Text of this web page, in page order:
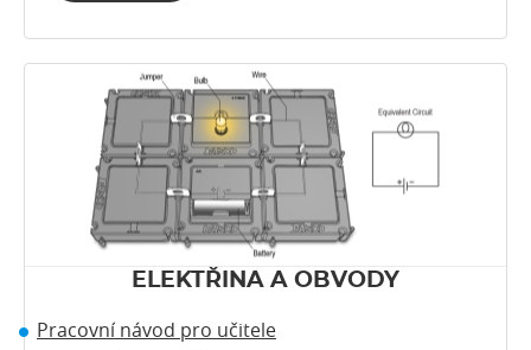
ELEKTŘINA A OBVODY
Pracovní návod pro učitele